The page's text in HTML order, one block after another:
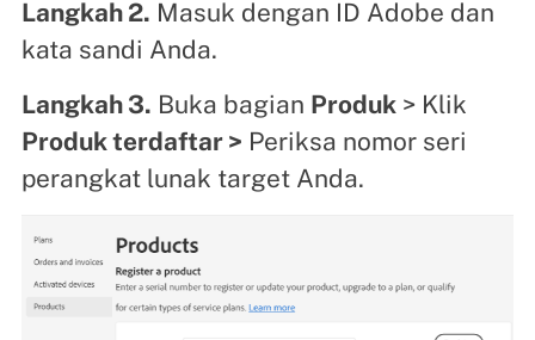
Langkah 2. Masuk dengan ID Adobe dan
kata sandi Anda.
Langkah 3. Buka bagian Produk> Klik
Produk terdaftar > Periksa nomor seri
perangkat lunak target Anda.